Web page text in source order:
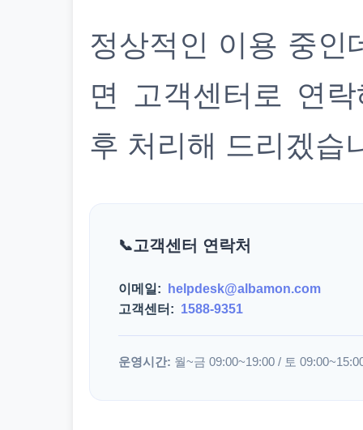
정상적인 이용 중인
면 고객센터로 연
후 처리해 드리겠습
고객센터 연락처
이메일:
helpdesk@albamon.com
고객센터: 1588-9351
운영시간: 월~금 09:00~19:00 / 토